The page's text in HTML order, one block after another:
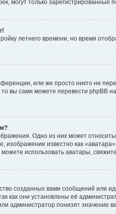
могут только
летнего времени, но время
или же просто никто не
то вы сами можете перевести
Одно из них может
известно как
использовать аватары,
созданных вами сообщений или
как они установлены её
администратор понизят значение